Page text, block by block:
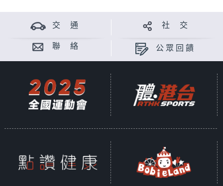
交 通 社 交
聯 絡 公眾回饋